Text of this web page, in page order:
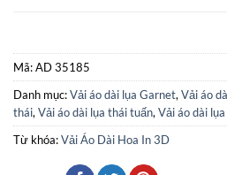
Mã:AD 35185
Danh mục:Vải áo dài lụa Garnet, Vải áo
thái, Vải áo dài lụa thái tuấn, Vải áo dài
Từ khóa:Vải Áo Dài Hoa In 3D